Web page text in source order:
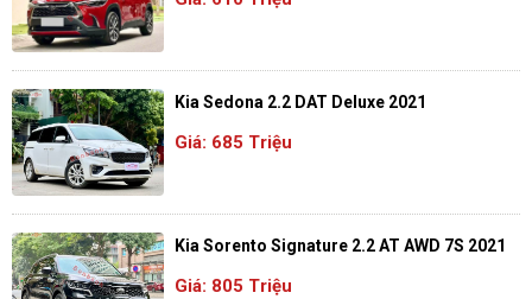
Kia Sedona 2.2 DAT Deluxe 2021
Giá: 685 Triệu
Kia Sorento Signature 2.2 AT AWD 7S 2021
Giá: 805 Triệu